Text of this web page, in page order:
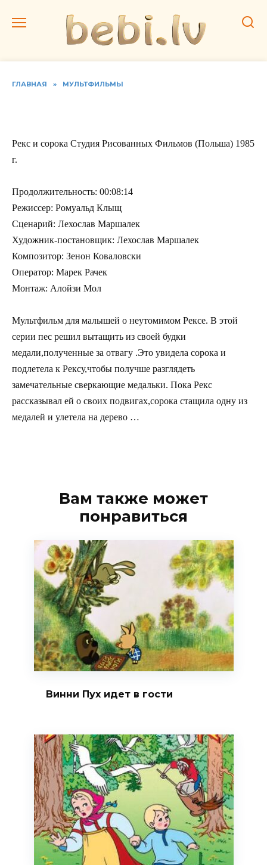
ГЛАВНАЯ » МУЛЬТФИЛЬМЫ
Рекс и сорока Студия Рисованных Фильмов (Польша) 1985
г.
Продолжительность: 00:08:14
Режиссер: Ромуальд Клыщ
Сценарий: Лехослав Маршалек
Художник-постановщик: Лехослав Маршалек
Композитор: Зенон Коваловски
Оператор: Марек Рачек
Монтаж: Алойзи Мол
Мультфильм для малышей о неутомимом Рексе. В этой
серии пес решил вытащить из своей будки
медали,полученные за отвагу .Это увидела сорока и
подлетела к Рексу,чтобы получше разглядеть
замечательные сверкающие медальки. Пока Рекс
рассказывал ей о своих подвигах,сорока стащила одну из
медалей и улетела на дерево …
Вам также может
понравиться
Винни Пух идет в гости